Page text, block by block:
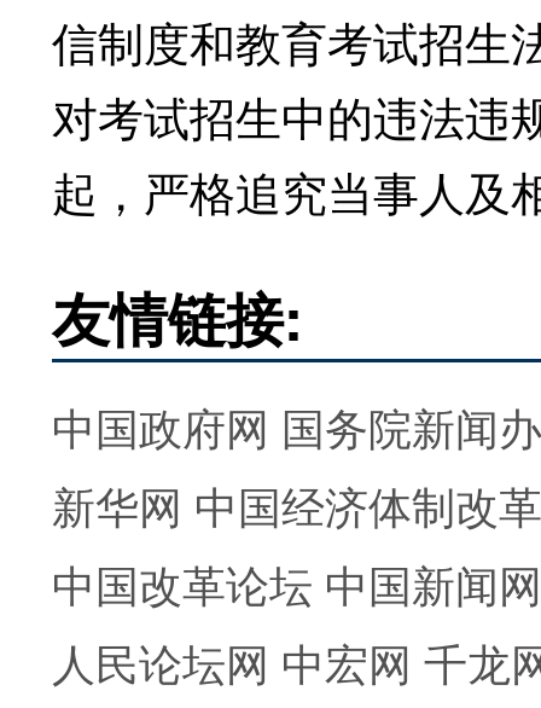
信制度和教育考试招生
对考试招生中的违法违
起，严格追究当事人及
友情链接:
中国政府网 国务院新闻
新华网 中国经济体制改
中国改革论坛 中国新闻网
人民论坛网 中宏网 千龙